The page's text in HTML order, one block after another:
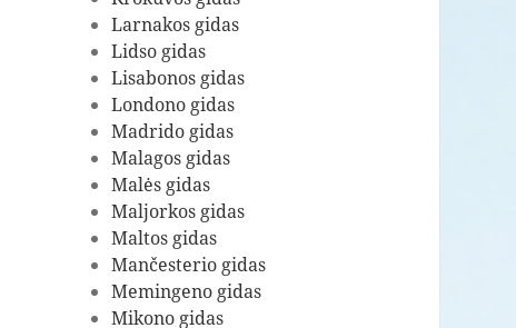
Larnakos gidas
Lidso gidas
Lisabonos gidas
Londono gidas
Madrido gidas
Malagos gidas
Malės gidas
Maljorkos gidas
Maltos gidas
Mančesterio gidas
Memingeno gidas
Mikono gidas